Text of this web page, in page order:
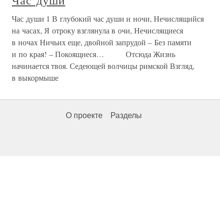
Час души 1 В глубокий час души и ночи, Нечислящийся
на часах, Я отроку взглянула в очи, Нечислящиеся
в ночах Ничьих еще, двойной запрудой – Без памяти
и по края! – Покоящиеся… Отсюда Жизнь
начинается твоя. Седеющей волчицы римской Взгляд,
в выкормыше
О проекте Разделы